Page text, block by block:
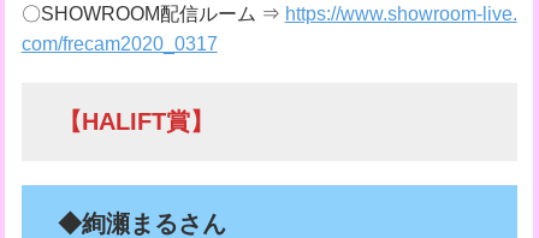
〇SHOWROOM配信ルーム ⇒ https://www.showroom-live.
com/frecam2020_0317
【HALIFT賞】
◆絢瀬まるさん